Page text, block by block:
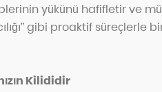
yükünü hafifletir ve
gibi proaktif süreçlerle
Kilididir